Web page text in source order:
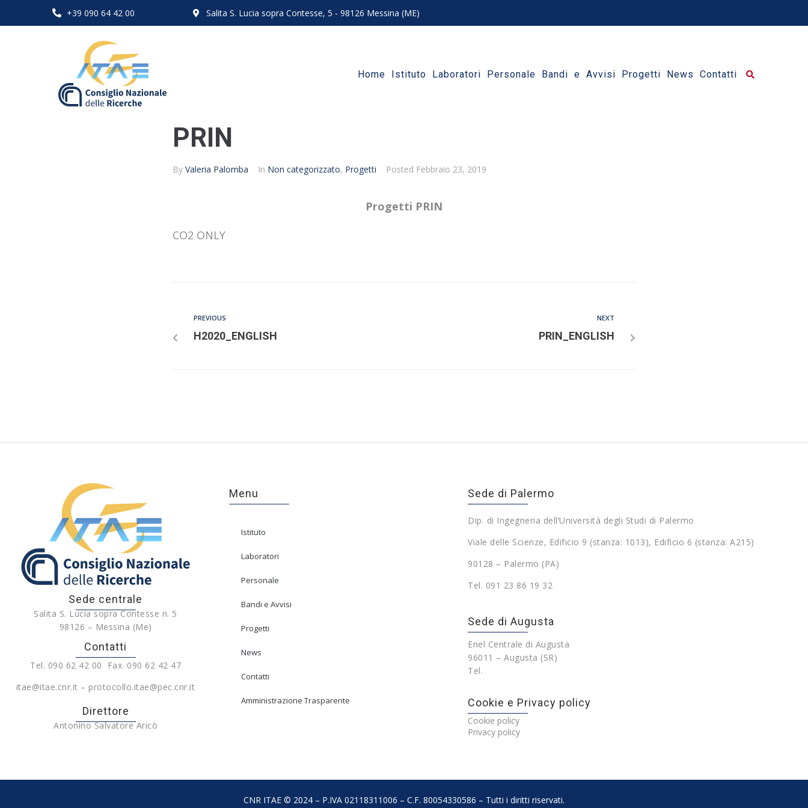
+39 090 64 42 00 Salita S. Lucia sopra Contesse, 5 - 98126 Messina (ME)
Home Istituto Laboratori Personale Bandi e Avvisi Progetti News Contatti
PRIN
By Valeria Palomba In Non categorizzato, Progetti Posted Febbraio 23, 2019
Progetti PRIN
CO2 ONLY
PREVIOUS
H2020_ENGLISH
NEXT
PRIN_ENGLISH
Sede centrale
Salita S. Lucia sopra Contesse n. 5
98126 – Messina (Me)
Contatti
Tel. 090 62 42 00 Fax. 090 62 42 47
itae@itae.cnr.it – protocollo.itae@pec.cnr.it
Direttore
Antonino Salvatore Aricò
Menu
Istituto
Laboratori
Personale
Bandi e Avvisi
Progetti
News
Contatti
Amministrazione Trasparente
Sede di Palermo
Dip. di Ingegneria dell’Università degli Studi di Palermo
Viale delle Scienze, Edificio 9 (stanza: 1013), Edificio 6 (stanza: A215)
90128 – Palermo (PA)
Tel. 091 23 86 19 32
Sede di Augusta
Enel Centrale di Augusta
96011 – Augusta (SR)
Tel.
Cookie e Privacy policy
Cookie policy
Privacy policy
CNR ITAE © 2024 – P.IVA 02118311006 – C.F. 80054330586 – Tutti i diritti riservati.